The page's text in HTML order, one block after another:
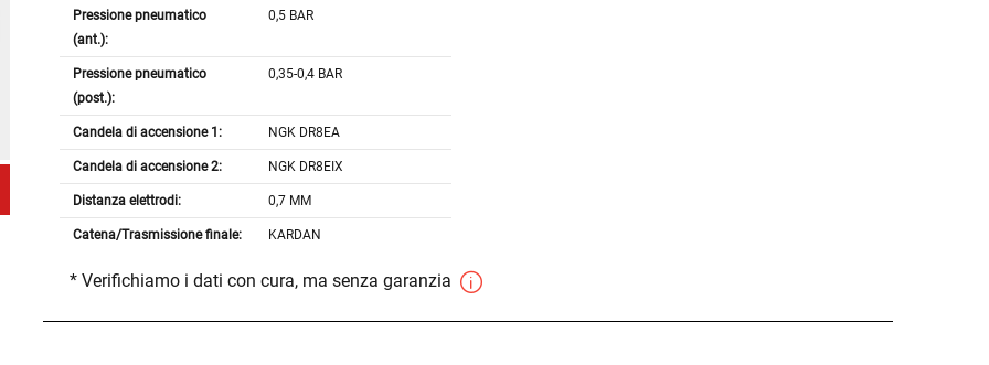
Pressione pneumatico
(ant.):
0,5 BAR
Pressione pneumatico
(post.):
0,35-0,4 BAR
Candela di accensione 1: NGK DR8EA
Candela di accensione 2: NGK DR8EIX
Distanza elettrodi: 0,7 MM
Catena/Trasmissione finale: KARDAN
* Verifichiamo i dati con cura, ma senza garanzia